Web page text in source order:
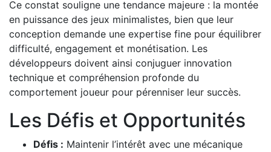
Ce constat souligne une tendance majeure : la montée
en puissance des jeux minimalistes, bien que leur
conception demande une expertise fine pour équilibrer
difficulté, engagement et monétisation. Les
développeurs doivent ainsi conjuguer innovation
technique et compréhension profonde du
comportement joueur pour pérenniser leur succès.
Les Défis et Opportunités
Défis : Maintenir l’intérêt avec une mécanique